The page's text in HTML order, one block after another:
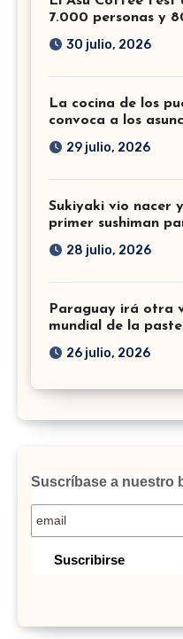
7.000 personas y
30 julio, 2026
La cocina de los
convoca a los
29 julio, 2026
Sukiyaki vio nacer
primer sushiman
28 julio, 2026
Paraguay irá otra
mundial de la
26 julio, 2026
Suscríbase a nuestro